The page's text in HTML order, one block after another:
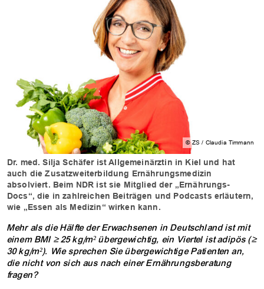
© ZS / Claudia Timmann
Dr. med. Silja Schäfer ist Allgemeinärztin in Kiel und hat
auch die Zusatzweiterbildung Ernährungsmedizin
absolviert. Beim NDR ist sie Mitglied der „Ernährungs-
Docs“, die in zahlreichen Beiträgen und Podcasts erläutern,
wie „Essen als Medizin“ wirken kann.
Mehr als die Hälfte der Erwachsenen in Deutschland ist mit
einem BMI ≥ 25 kg/m² übergewichtig, ein Viertel ist adipös (≥
30 kg/m²). Wie sprechen Sie übergewichtige Patienten an,
die nicht von sich aus nach einer Ernährungsberatung
fragen?